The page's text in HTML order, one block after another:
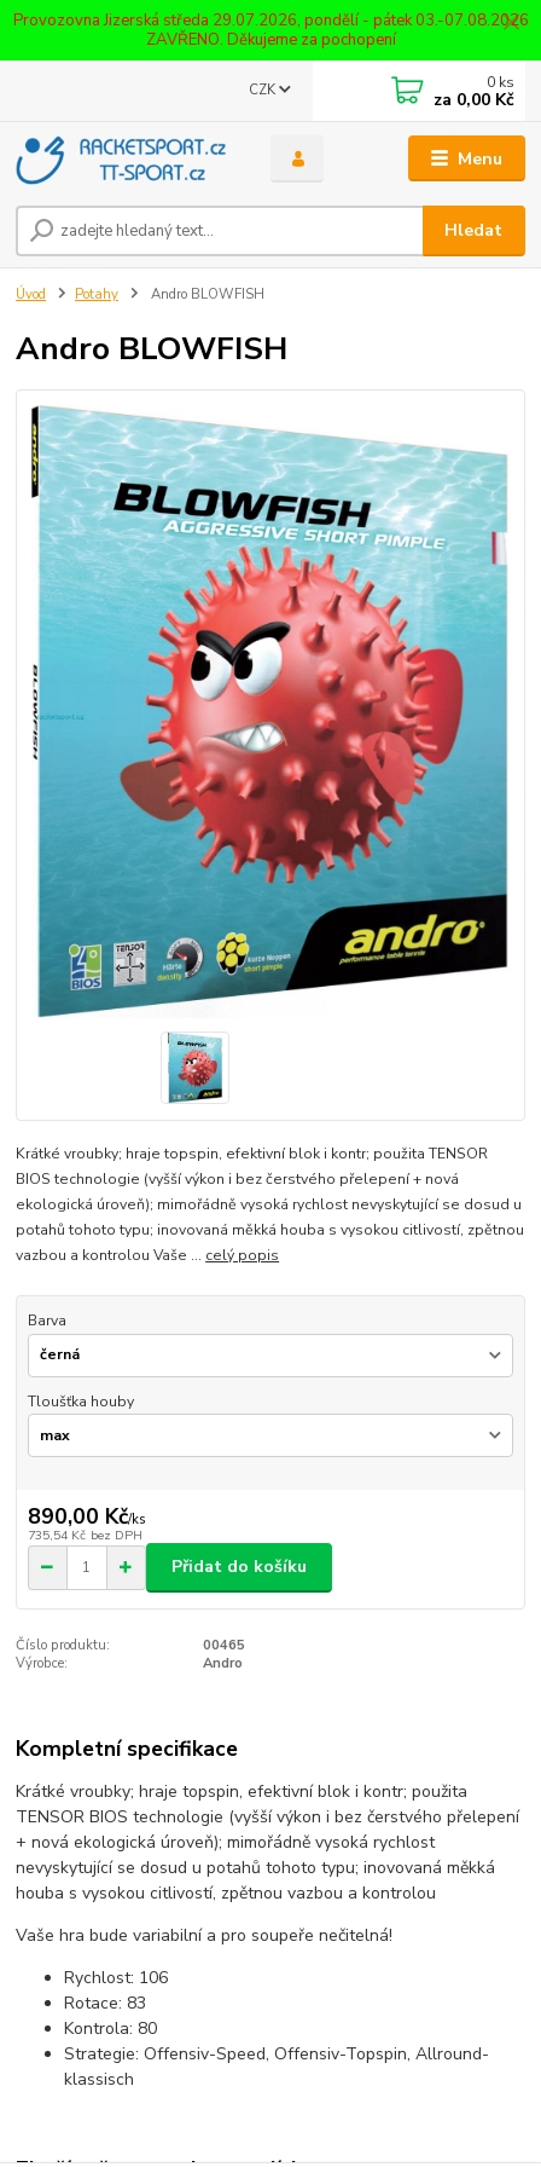
Provozovna Jizerská středa 29.07.2026, pondělí - pátek 03.-07.08.2026
ZAVŘENO. Děkujeme za pochopení
Menu
CZK
Hledat
0 ks
za 0,00 Kč
Úvod Potahy Andro BLOWFISH
Andro BLOWFISH
Krátké vroubky; hraje topspin, efektivní blok i kontr; použita TENSOR
BIOS technologie (vyšší výkon i bez čerstvého přelepení + nová
ekologická úroveň); mimořádně vysoká rychlost nevyskytující se dosud u
potahů tohoto typu; inovovaná měkká houba s vysokou citlivostí, zpětnou
vazbou a kontrolou Vaše ... celý popis
Barva
Tloušťka houby
890,00 Kč/ks
735,54 Kč bez DPH
Přidat do košíku
Číslo produktu:
00465
Výrobce:
Andro
Kompletní specifikace
Krátké vroubky; hraje topspin, efektivní blok i kontr; použita
TENSOR BIOS technologie (vyšší výkon i bez čerstvého přelepení
+ nová ekologická úroveň); mimořádně vysoká rychlost
nevyskytující se dosud u potahů tohoto typu; inovovaná měkká
houba s vysokou citlivostí, zpětnou vazbou a kontrolou
Vaše hra bude variabilní a pro soupeře nečitelná!
Rychlost: 106
Rotace: 83
Kontrola: 80
Strategie:Offensiv-Speed, Offensiv-Topspin, Allround-
klassisch